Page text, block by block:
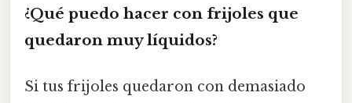
¿Qué puedo hacer con frijoles que
quedaron muy líquidos?
Si tus frijoles quedaron con demasiado